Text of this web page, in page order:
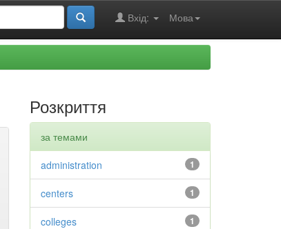
Мова
Вхід:
Розкриття
за темами
1
administration
1
centers
1
colleges